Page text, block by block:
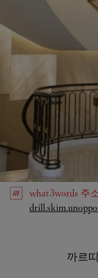
what3words 주
까르